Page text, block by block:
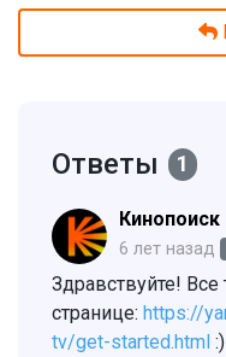
Ответы 1
Кинопоиск
6 лет назад
Здравствуйте! Все
странице: https://
tv/get-started.html :)